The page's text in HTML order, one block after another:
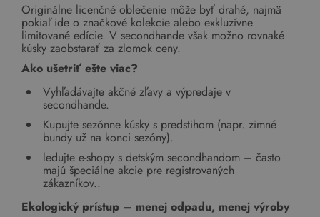
Originálne licenčné oblečenie môže byť drahé, najmä
pokiaľ ide o značkové kolekcie alebo exkluzívne
limitované edície. V secondhande však možno rovnaké
kúsky zaobstarať za zlomok ceny.
Ako ušetriť ešte viac?
Vyhľadávajte akčné zľavy a výpredaje v
secondhande.
Kupujte sezónne kúsky s predstihom (napr. zimné
bundy už na konci sezóny).
ledujte e-shopy s detským secondhandom – často
majú špeciálne akcie pre registrovaných
zákazníkov..
Ekologický prístup – menej odpadu, menej výroby